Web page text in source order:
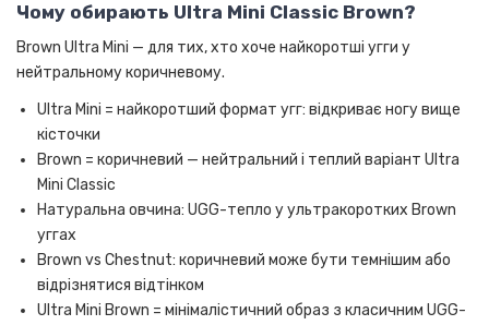
Чому обирають Ultra Mini Classic Brown?
Brown Ultra Mini — для тих, хто хоче найкоротші угги у
нейтральному коричневому.
Ultra Mini = найкоротший формат угг: відкриває ногу вище
кісточки
Brown = коричневий — нейтральний і теплий варіант Ultra
Mini Classic
Натуральна овчина: UGG-тепло у ультракоротких Brown
уггах
Brown vs Chestnut: коричневий може бути темнішим або
відрізнятися відтінком
Ultra Mini Brown = мінімалістичний образ з класичним UGG-